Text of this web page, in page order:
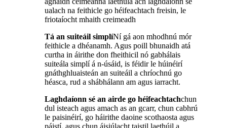
ualach na feithicle go héifeachtach freisin, le
friotaíocht mhaith creimeadh
Tá an suiteáil simplíNí gá aon mhodhnú mór
feithicle a dhéanamh. Agus poill bhunaidh atá
curtha in áirithe don fheithicil nó gabhálais
suiteála simplí á n-úsáid, is féidir le húinéirí
gnáthghluaisteán an suiteáil a chríochnú go
héasca, rud a shábhálann am agus iarracht.
Laghdaíonn sé an airde go héifeachtachchun
dul isteach agus amach as an gcarr, chun cabhrú
le paisinéirí, go háirithe daoine scothaosta agus
páistí, agus chun áisiúlacht taistil laethúil a